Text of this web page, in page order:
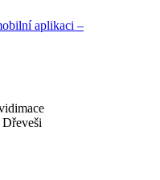
aplikaci –